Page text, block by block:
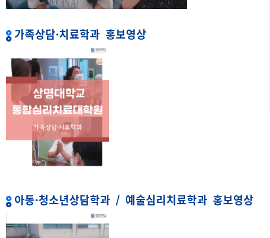
가족상담·치료학과 홍보영상
아동·청소년상담학과 / 예술심리치료학과 홍보영상